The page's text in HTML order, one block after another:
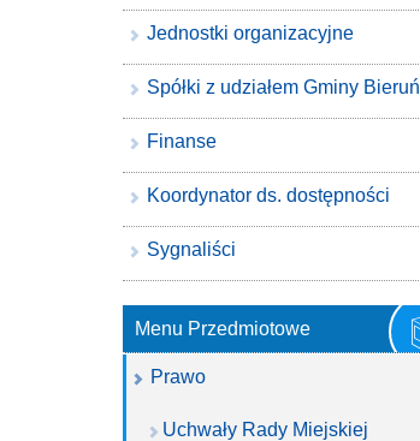
Jednostki organizacyjne
Spółki z udziałem Gminy Bieruń
Finanse
Koordynator ds. dostępności
Sygnaliści
Menu Przedmiotowe
Prawo
Uchwały Rady Miejskiej